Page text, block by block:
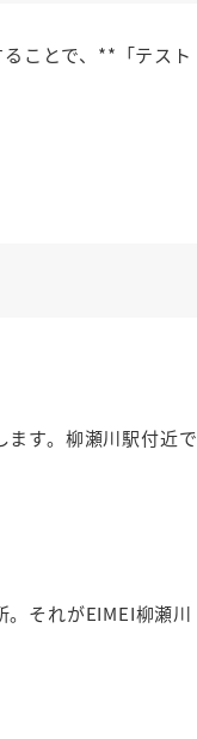
ことで、**「テスト
す。柳瀬川駅付近で
それがEIMEI柳瀬川